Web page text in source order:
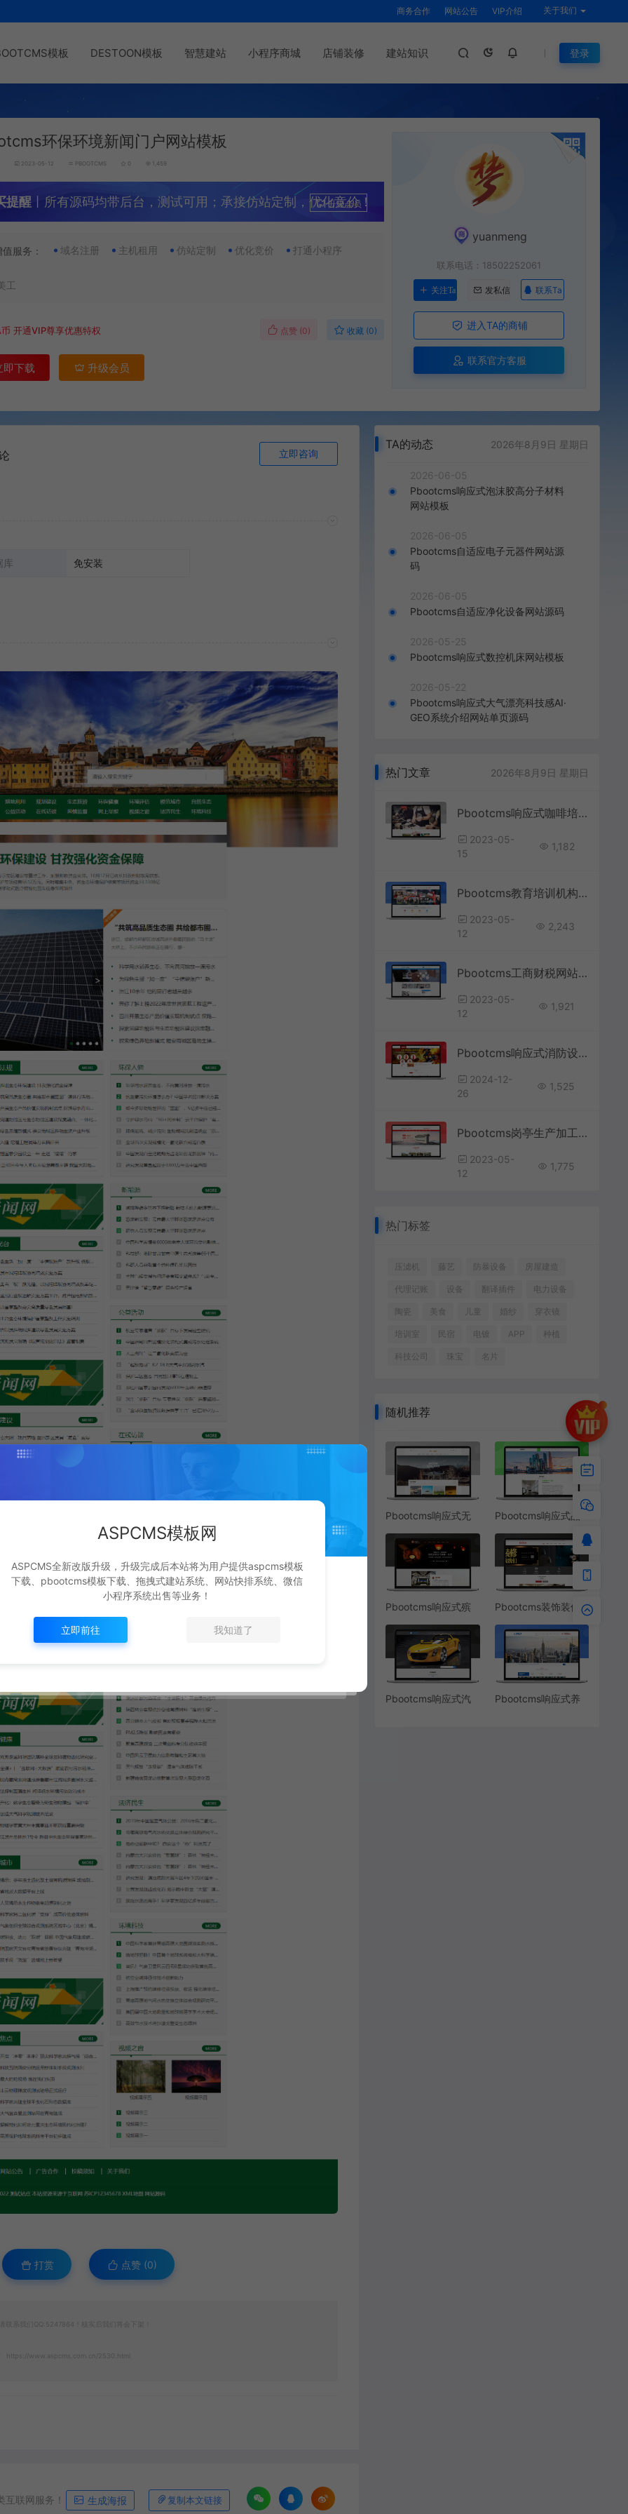
商务合作 网站公告 VIP介绍 关于我们
模板 DESTOON模板 智慧建站 小程序商城 店铺装修 建站知识 登录
环保环境新闻门户网站模板
2023-05-12 PBOOTCMS 0 1,459
提醒 丨所有源码均带后台，测试可用；承接仿站定制，优化竞价！
升级会员
值服务： 域名注册 主机租用 仿站定制 优化竞价 打通小程序
工
币开通VIP尊享优惠特权 点赞 (0) 收藏 (0)
即下载 升级会员
yuanmeng
联系电话：18502252061
关注Ta 发私信 联系Ta
进入TA的商铺
联系官方客服
立即咨询
库 免安装
打赏 点赞 (0)
系我们QQ:5247864！核实后我们将会下架！
https://www.aspcms.com.cn/2530.html
联网服务！ 生成海报 复制本文链接
TA的动态 2026年8月9日 星期日
2026-06-05
Pbootcms响应式泡沫胶高分子材料
网站模板
2026-06-05
Pbootcms自适应电子元器件网站源
码
2026-06-05
Pbootcms自适应净化设备网站源码
2026-05-25
Pbootcms响应式数控机床网站模板
2026-05-22
Pbootcms响应式大气漂亮科技感AI·
GEO系统介绍网站单页源码
热门文章 2026年8月9日 星期日
Pbootcms响应式咖啡培训网站源码
2023-05-
15
1,182
Pbootcms教育培训机构网站模板
2023-05-
12
2,243
Pbootcms工商财税网站模板
2023-05-
12
1,921
Pbootcms响应式消防设备网站模板
2024-12-
26
1,525
Pbootcms岗亭生产加工制造网站模板
2023-05-
12
1,775
热门标签
压滤机 藤艺 防暴设备 房屋建造
代理记账 设备 翻译插件 电力设备
陶瓷 美食 儿童 婚纱 穿衣镜
培训室 民宿 电镀 APP 种植
科技公司 珠宝 名片
随机推荐
Pbootcms响应式无
Pbootcms响应式品
源码
Pbootcms响应式殡
Pbootcms装饰装修
板
Pbootcms响应式汽
Pbootcms响应式养
ASPCMS模板网
ASPCMS全新改版升级，升级完成后本站将为用户提供aspcms模板
下载、pbootcms模板下载、拖拽式建站系统、网站快排系统、微信
小程序系统出售等业务！
立即前往 我知道了